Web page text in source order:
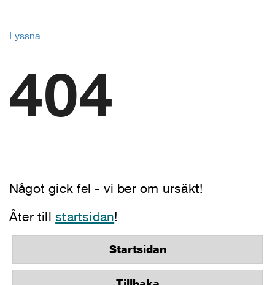
Lyssna
404
Något gick fel - vi ber om ursäkt!
Åter tillstartsidan!
Startsidan